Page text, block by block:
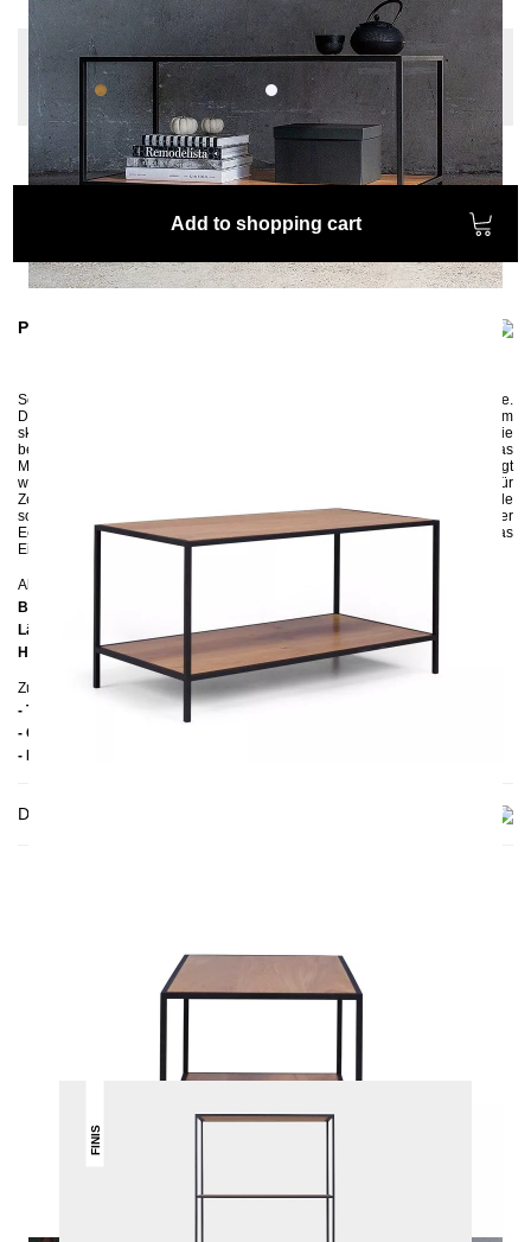
Change configuration
Wood:
Oak nature, Color: White
Add to shopping cart
Product information
Schlichte Eleganz gepaart mit natürlichem Charme.
Der filigrane
aus der Kollektion SKOG, die in einem
skandinavischen Stil designt wurde, wirkt sehr leicht und harmonisch.
Die
beiden Eichenplatten werden in Handarbeit sehr dünn geschliffen und in das
Metallgestell, das aus vollen quadratischen Eisenstäben 14x14 mm gefertigt
wurde, präzise eingesunken. Die praktische Ablage bietet genug Platz
für
Zeitschriften, Kataloge, Fernbedienungen uvm. Die Größe des Tisches wurde
so gewählt, dass FINIS sowohl zu einem 2er Sofa als auch zu einer
Eckcouch passt. Das Metall wird umweltschonend pulverbeschichtet und das
Eichenholz lackiert.
Abmessungen
Breite:
Länge:
Höhe:
45 cm
Zusätzliche Informationen
- Tischplatte: Eiche
- Gestell aus quadratischen Vierkantstäben
- Handmade
Delivery
THIS MAY INTREST YOU
FINIS